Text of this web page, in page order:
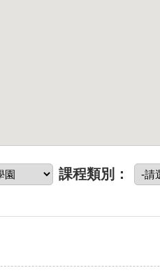
課程類別：